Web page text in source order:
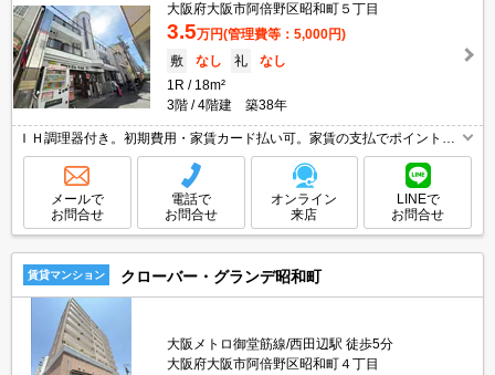
大阪府大阪市阿倍野区昭和町５丁目
3.5万円(管理費等：5,000円)
敷
なし 礼
なし
1R
18m²
3階
4階建 築38年
ＩＨ調理器付き。初期費用・家賃カード払い可。家賃の支払でポイントた
まります（条件あり）。引越会社貸主指定。当店のみの限定募集。自社管
理物件。TVインターホン付き。Wi-Fi無料。
メールで
お問合せ
電話で
お問合せ
オンライン
来店
LINEで
お問合せ
賃貸マンション クローバー・グランデ昭和町
大阪メトロ御堂筋線/西田辺駅 徒歩5分
大阪府大阪市阿倍野区昭和町４丁目